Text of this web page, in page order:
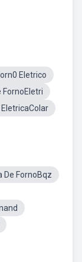
Eletrico
FornoEletri
De FornoBqz